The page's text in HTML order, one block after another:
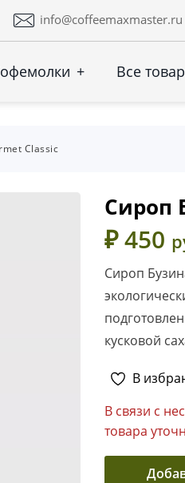
info@coffeemaxmaster.ru
+ Все
Classic
Сироп
₽ 450
Сироп
кусковой
В
В связи с
товара